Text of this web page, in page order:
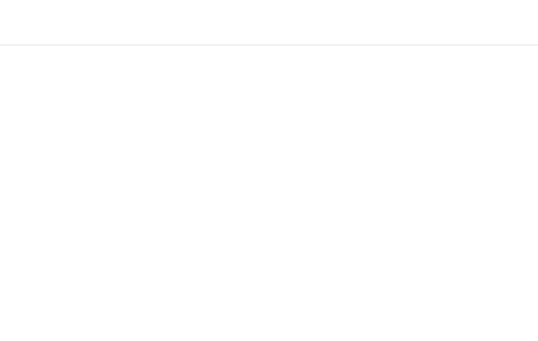
удоволствие! Възможността за
всякакъв ефект - от естествено